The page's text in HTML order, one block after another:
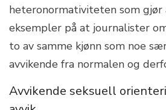
heteronormativiteten som gjør
eksempler på at journalister
to av samme kjønn som noe
avvikende fra normalen og
Avvikende seksuell